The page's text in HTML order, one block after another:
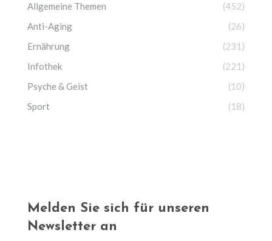
Allgemeine Themen
(452)
Anti-Aging
(26)
Ernährung
(231)
Infothek
(221)
Psyche & Geist
(10)
Sport
(18)
Melden Sie sich für unseren
Newsletter an